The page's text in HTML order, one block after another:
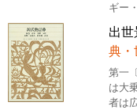
ギー
出世
典・
第一
は大
者は